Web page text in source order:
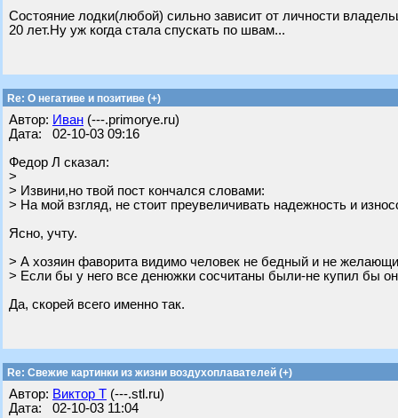
Состояние лодки(любой) сильно зависит от личности
20 лет.Ну уж когда стала спускать по швам...
Re: О негативе и позитиве (+)
Автор: Иван (---.primorye.ru)
Дата: 02-10-03 09:16
Федор Л сказал:
>
> Извини,но твой пост кончался словами:
> На мой взгляд, не стоит преувеличивать надежность и
Ясно, учту.
> А хозяин фаворита видимо человек не бедный и не
> Если бы у него все денюжки сосчитаны были-не купил бы он
Да, скорей всего именно так.
Re: Свежие картинки из жизни воздухоплавателей (+)
Автор: Виктор Т (---.stl.ru)
Дата: 02-10-03 11:04